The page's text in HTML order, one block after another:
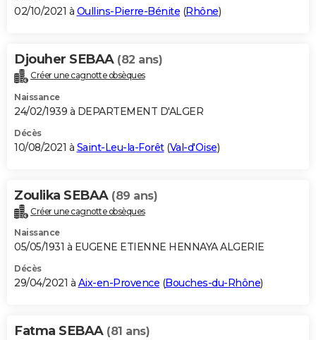
02/10/2021 à Oullins-Pierre-Bénite (Rhône)
Djouher SEBAA (82 ans)
Créer une cagnotte obsèques
Naissance
24/02/1939 à DEPARTEMENT D'ALGER
Décès
10/08/2021 à Saint-Leu-la-Forêt(Val-d'Oise)
Zoulika SEBAA (89 ans)
Créer une cagnotte obsèques
Naissance
05/05/1931 à EUGENE ETIENNE HENNAYA ALGERIE
Décès
29/04/2021 à Aix-en-Provence (Bouches-du-Rhône)
Fatma SEBAA (81 ans)